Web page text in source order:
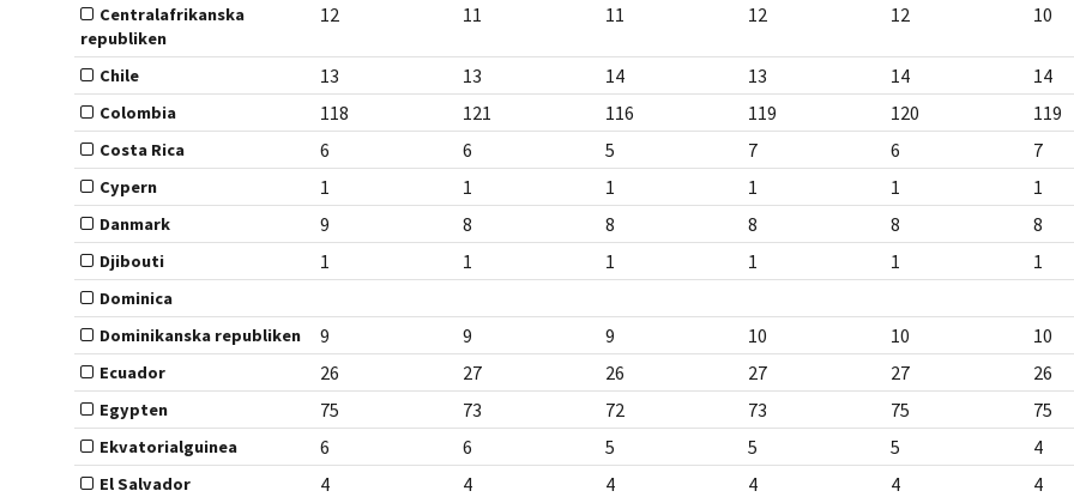
Centralafrikanska
republiken
12 11 11 12 12 10
Chile 13 13 14 13 14 14
Colombia 118 121 116 119 120 119
Costa Rica 6 6 5 7 6 7
Cypern 1 1 1 1 1 1
Danmark 9 8 8 8 8 8
Djibouti 1 1 1 1 1 1
Dominica
Dominikanska republiken
9 9 9 10 10 10
Ecuador 26 27 26 27 27 26
Egypten 75 73 72 73 75 75
Ekvatorialguinea 6 6 5 5 5 4
El Salvador 4 4 4 4 4 4